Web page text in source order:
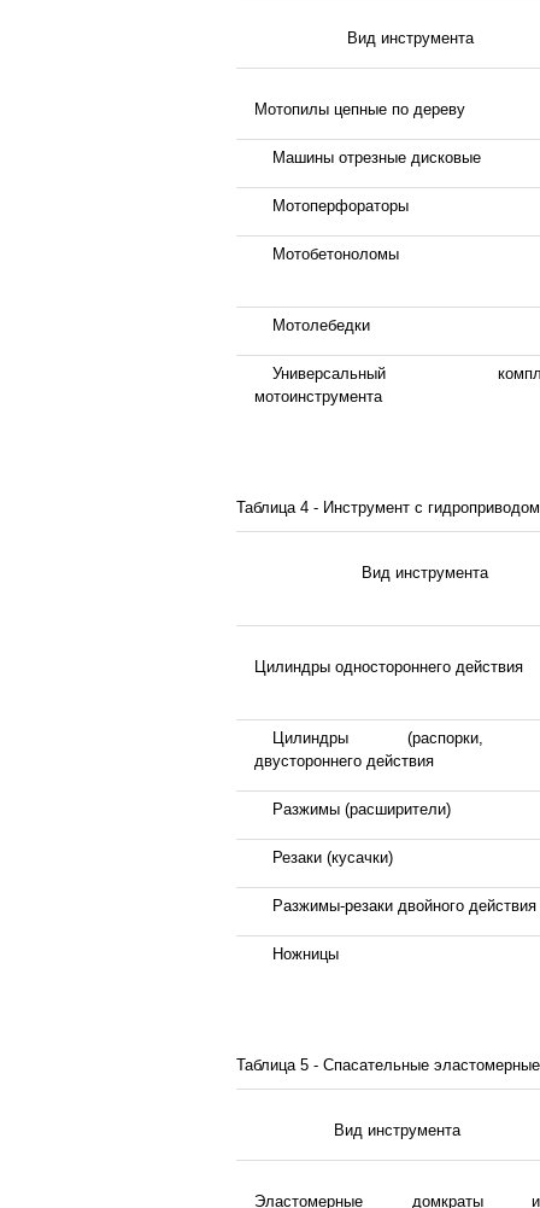
Вид инструмента
Мотопилы цепные по дереву
Машины отрезные дисковые
Мотоперфораторы
Мотобетоноломы
Мотолебедки
Универсальный
мотоинструмента
Таблица 4 - Инструмент с гидроприводом
Вид инструмента
Цилиндры одностороннего действия
Цилиндры (распорки,
двустороннего действия
Разжимы (расширители)
Резаки (кусачки)
Разжимы-резаки двойного действия
Ножницы
Таблица 5 - Спасательные
Вид инструмента
Эластомерные домкраты и